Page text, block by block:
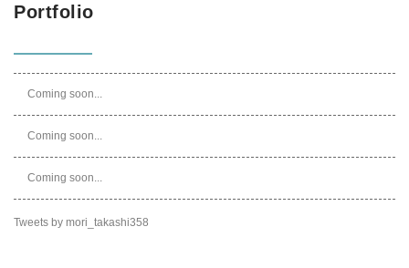
Portfolio
Coming soon...
Coming soon...
Coming soon...
Tweets by mori_takashi358